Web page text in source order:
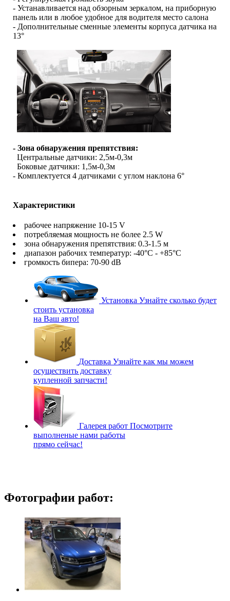
- Устанавливается над обзорным зеркалом, на приборную
панель или в любое удобное для водителя место салона
- Дополнительные сменные элементы корпуса датчика на
13°
- Зона обнаружения препятствия:
Центральные датчики: 2,5м-0,3м
Боковые датчики: 1,5м-0,3м
- Комплектуется 4 датчиками с углом наклона 6°
Характеристики
рабочее напряжение 10-15 V
потребляемая мощность не более 2.5 W
зона обнаружения препятствия: 0.3-1.5 м
диапазон рабочих температур: -40°С - +85°С
громкость бипера: 70-90 dB
Установка Узнайте сколько будет
стоить установка
на Ваш авто!
Доставка Узнайте как мы можем
осуществить доставку
купленной запчасти!
Галерея работ Посмотрите
выполненые нами работы
прямо сейчас!
Фотографии работ: